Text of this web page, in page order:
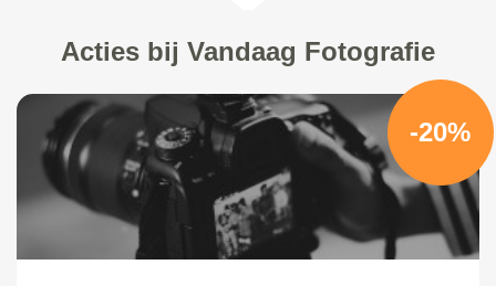
Acties bij Vandaag Fotografie
-20%